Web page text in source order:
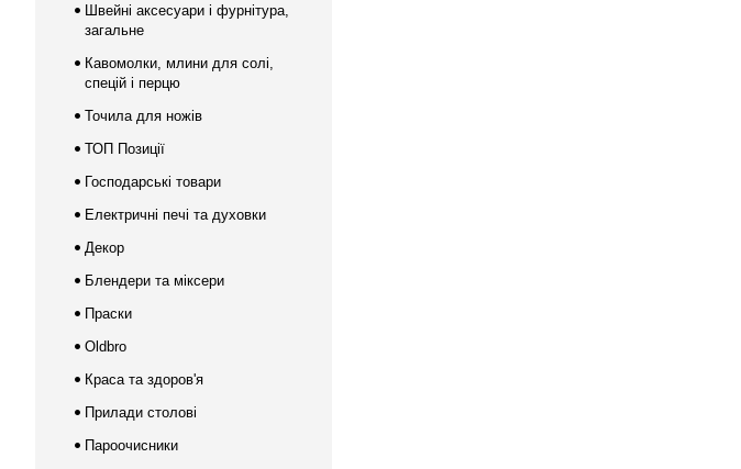
Швейні аксесуари і фурнітура,
загальне
Кавомолки, млини для солі,
спецій і перцю
Точила для ножів
ТОП Позиції
Господарські товари
Електричні печі та духовки
Декор
Блендери та міксери
Праски
Oldbro
Краса та здоров'я
Прилади столові
Пароочисники